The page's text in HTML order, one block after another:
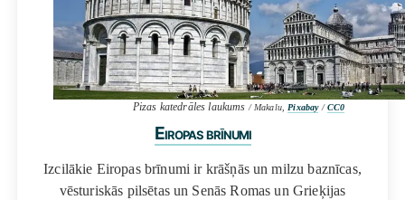
Pizas katedrāles laukums/ Makalu, Pixabay/CC0
Eiropas brīnumi
Izcilākie Eiropas brīnumi ir krāšņās un milzu baznīcas,
vēsturiskās pilsētas un Senās Romas un Grieķijas